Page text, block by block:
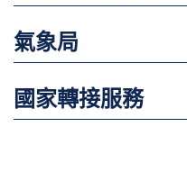
氣象局
國家轉接服務